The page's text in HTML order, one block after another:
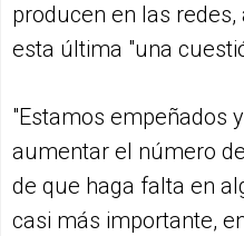
producen en las
esta última "una
"Estamos empeñados
aumentar el número
de que haga falta en
casi más importante,